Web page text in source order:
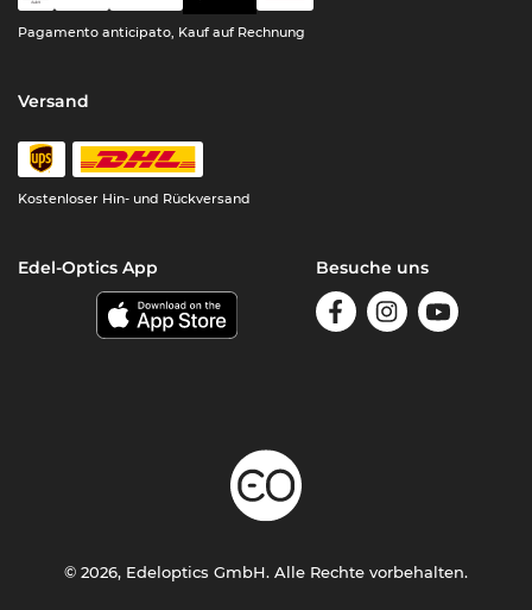
Pagamento anticipato, Kauf auf Rechnung
Versand
Kostenloser Hin- und Rückversand
Edel-Optics App Besuche uns
© 2026, Edeloptics GmbH. Alle Rechte vorbehalten.